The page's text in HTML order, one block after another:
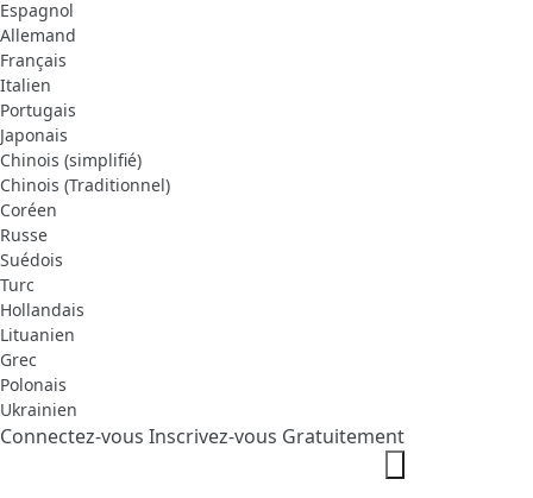
Espagnol
Allemand
Français
Italien
Portugais
Japonais
Chinois (simplifié)
Chinois (Traditionnel)
Coréen
Russe
Suédois
Turc
Hollandais
Lituanien
Grec
Polonais
Ukrainien
Connectez-vous Inscrivez-vous Gratuitement